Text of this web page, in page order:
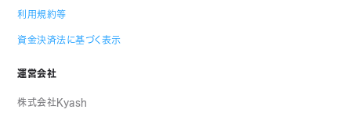
利用規約等
資金決済法に基づく表示
運営会社
株式会社Kyash